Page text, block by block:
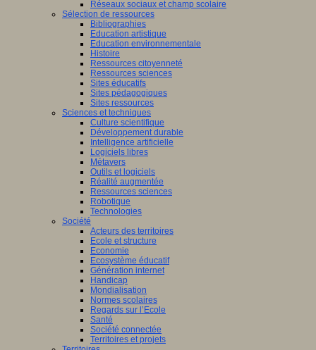
Réseaux sociaux et champ scolaire
Sélection de ressources
Bibliographies
Education artistique
Education environnementale
Histoire
Ressources citoyenneté
Ressources sciences
Sites éducatifs
Sites pédagogiques
Sites ressources
Sciences et techniques
Culture scientifique
Développement durable
Intelligence artificielle
Logiciels libres
Métavers
Outils et logiciels
Réalité augmentée
Ressources sciences
Robotique
Technologies
Société
Acteurs des territoires
Ecole et structure
Economie
Ecosystème éducatif
Génération internet
Handicap
Mondialisation
Normes scolaires
Regards sur l’Ecole
Santé
Société connectée
Territoires et projets